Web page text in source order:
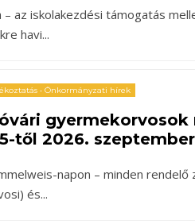
az iskolakezdési támogatás
havi...
• Önkormányzati hírek
gyermekorvosok
től 2026.
napon – minden rendelő
és...